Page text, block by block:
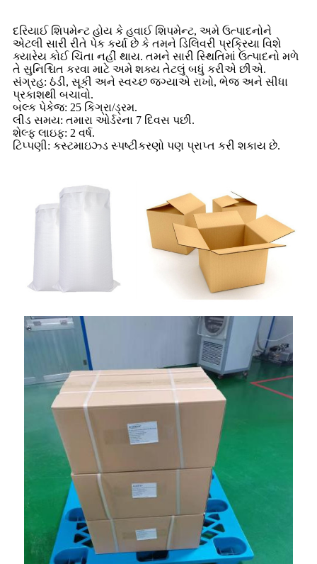
દરિયાઈ શિપમેન્ટ હોય કે હવાઈ શિપમેન્ટ, અમે ઉત્પાદનોને
એટલી સારી રીતે પેક કર્યા છે કે તમને ડિલિવરી પ્રક્રિયા વિશે
ક્યારેય કોઈ ચિંતા નહીં થાય. તમને સારી સ્થિતિમાં ઉત્પાદનો મળે
તે સુનિશ્ચિત કરવા માટે અમે શક્ય તેટલું બધું કરીએ છીએ.
સંગ્રહ: ઠંડી, સૂકી અને સ્વચ્છ જગ્યાએ રાખો, ભેજ અને સીધા
પ્રકાશથી બચાવો.
બલ્ક પેકેજ: 25 કિગ્રા/ડ્રમ.
લીડ સમય: તમારા ઓર્ડરના 7 દિવસ પછી.
શેલ્ફ લાઇફ: 2 વર્ષ.
ટિપ્પણી: કસ્ટમાઇઝ્ડ સ્પષ્ટીકરણો પણ પ્રાપ્ત કરી શકાય છે.